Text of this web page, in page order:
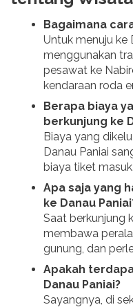
Bagaimana
Untuk menuju ke
menggunakan
pesawat ke
kendaraan roda
Berapa biaya
berkunjung ke
Biaya yang
Danau Paniai
biaya tiket masuk.
Apa saja yang
ke Danau
Saat berkunjung
membawa
gunung, dan
Apakah
Danau Paniai?
Sayangnya, di